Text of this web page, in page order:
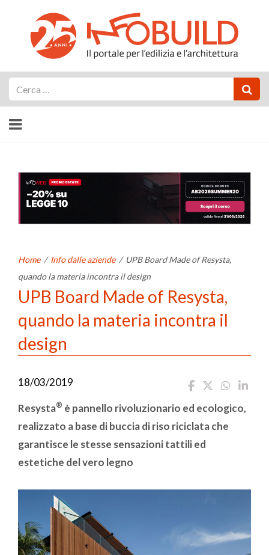
Home / Info dalle aziende / UPB Board Made of Resysta,
quando la materia incontra il design
UPB Board Made of Resysta,
quando la materia incontra il
design
18/03/2019
Resysta® è pannello rivoluzionario ed ecologico,
realizzato a base di buccia di riso riciclata che
garantisce le stesse sensazioni tattili ed
estetiche del vero legno